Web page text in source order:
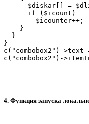
$diskar[] =
      if ($icount)
        $icounter++;
    }
  }
}
c("combobox2")->text
c("combobox2")-
4. Функция запуска